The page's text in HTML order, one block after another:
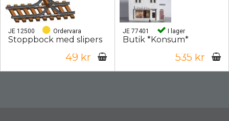
JE 12500 Ordervara
Stoppbock med slipers
49 kr
JE 77401 I lager
Butik *Konsum*
535 kr